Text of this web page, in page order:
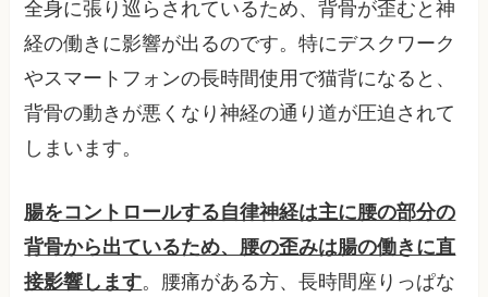
全身に張り巡らされているため、背骨が歪むと神
経の働きに影響が出るのです。特にデスクワーク
やスマートフォンの長時間使用で猫背になると、
背骨の動きが悪くなり神経の通り道が圧迫されて
しまいます。
腸をコントロールする自律神経は主に腰の部分の
背骨から出ているため、腰の歪みは腸の働きに直
接影響します。腰痛がある方、長時間座りっぱな